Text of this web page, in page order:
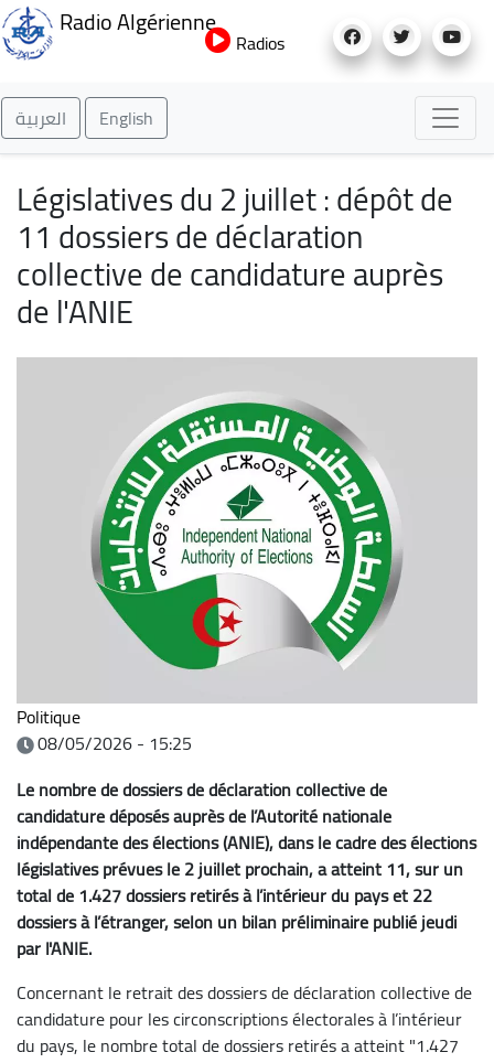
au
Radio Algérienne
Radios
العربية English
Législatives du 2 juillet : dépôt de
11 dossiers de déclaration
collective de candidature auprès
de l'ANIE
Politique
08/05/2026 - 15:25
Le nombre de dossiers de déclaration collective de
candidature déposés auprès de l’Autorité nationale
indépendante des élections (ANIE), dans le cadre des élections
législatives prévues le 2 juillet prochain, a atteint 11, sur un
total de 1.427 dossiers retirés à l’intérieur du pays et 22
dossiers à l’étranger, selon un bilan préliminaire publié jeudi
par l'ANIE.
Concernant le retrait des dossiers de déclaration collective de
candidature pour les circonscriptions électorales à l’intérieur
du pays, le nombre total de dossiers retirés a atteint "1.427